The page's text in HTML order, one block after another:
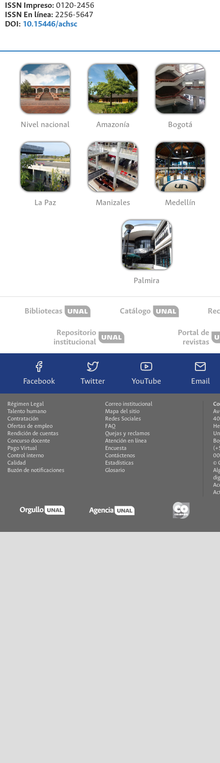
ISSN Impreso: 0120-2456
ISSN En línea: 2256-5647
DOI: 10.15446/achsc
Nivel nacional Amazonía Bogotá
La Paz Manizales Medellín
Palmira
Bibliotecas Catálogo
Repositorio
institucional
Portal de
revistas
Facebook Twitter YouTube Email
Régimen Legal
Talento humano
Contratación
Ofertas de empleo
Rendición de cuentas
Concurso docente
Pago Virtual
Control interno
Calidad
Buzón de notificaciones
Correo institucional
Mapa del sitio
Redes Sociales
FAQ
Quejas y reclamos
Atención en línea
Encuesta
Contáctenos
Estadísticas
Glosario
©